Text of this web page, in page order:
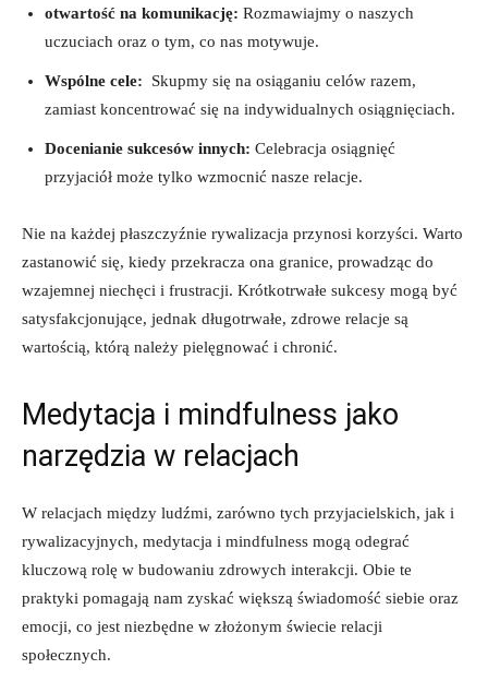
otwartość na komunikację: ⁢Rozmawiajmy ⁤o‌ naszych
uczuciach ‍oraz o tym, ​co nas motywuje.
Wspólne cele: ⁤ Skupmy⁤ się na osiąganiu celów razem,
zamiast koncentrować się na indywidualnych‌ osiągnięciach.
Docenianie sukcesów ⁤innych: Celebracja osiągnięć
przyjaciół ⁣może ⁤tylko wzmocnić nasze ⁣relacje.
Nie na każdej płaszczyźnie rywalizacja ​przynosi korzyści. Warto⁢
zastanowić się, kiedy przekracza ona granice, prowadząc do
wzajemnej niechęci i frustracji. Krótkotrwałe⁣ sukcesy ⁤mogą być
satysfakcjonujące,⁢ jednak długotrwałe, ​zdrowe relacje ‌są
wartością, którą należy pielęgnować i chronić.
Medytacja ‍i mindfulness jako
narzędzia w relacjach
W relacjach między ‌ludźmi, zarówno tych przyjacielskich, jak i
rywalizacyjnych, medytacja⁤ i mindfulness mogą odegrać
kluczową ​rolę w budowaniu⁢ zdrowych interakcji. Obie te
praktyki pomagają nam zyskać większą świadomość‌ siebie oraz⁣
emocji, co jest niezbędne w złożonym świecie relacji
społecznych.